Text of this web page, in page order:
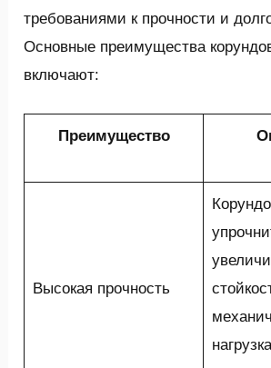
требованиями к прочности и
Основные преимущества
включают:
Преимущество
Высокая прочность